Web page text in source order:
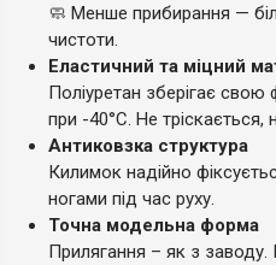
🧼 Менше прибирання —
чистоти.
Еластичний та міцний
Поліуретан зберігає свою
при -40°C. Не
Антиковзка структура
Килимок надійно
ногами під час руху.
Точна модельна форма
Прилягання – як з заводу.